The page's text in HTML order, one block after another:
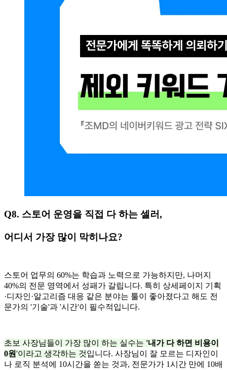
Q8. 스토어 운영을 직접 다 하는 셀러,
어디서 가장 많이 막히나요?
스토어 업무의 60%는 학습과 노력으로 가능하지만, 나머지
40%의 전문 영역에서 성패가 갈립니다. 특히 상세페이지 기획
·디자인·알고리즘 대응 같은 분야는 툴이 좋아졌다고 해도 전
문가의 '기술'과 '시간'이 필수적입니다.
초보 사장님들이 가장 많이 하는 실수는 '내가 다 하면 비용이
0원'이라고 생각하는 것입니다. 사장님이 잘 모르는 디자인이
나 로직 분석에 10시간을 쏟는 것과, 전문가가 1시간 만에 10배